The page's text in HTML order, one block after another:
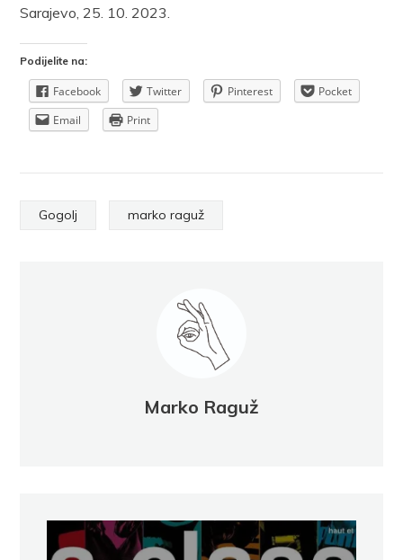
Sarajevo, 25. 10. 2023.
Podijelite na:
Facebook Twitter Pinterest
Pocket
Email
Print
Gogolj marko raguž
Marko Raguž